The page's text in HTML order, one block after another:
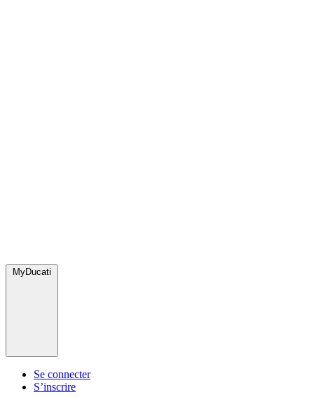
MyDucati
Se connecter
S’inscrire